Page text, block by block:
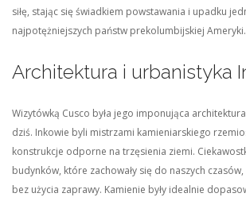
siłę, stając się świadkiem powstawania i upadku
najpotężniejszych państw prekolumbijskiej Ameryki.
Architektura i urbanistyka
Wizytówką Cusco była jego imponująca
dziś. Inkowie byli mistrzami kamieniarskiego
konstrukcje odporne na trzęsienia ziemi.
budynków, które zachowały się do naszych
bez użycia zaprawy. Kamienie były idealnie